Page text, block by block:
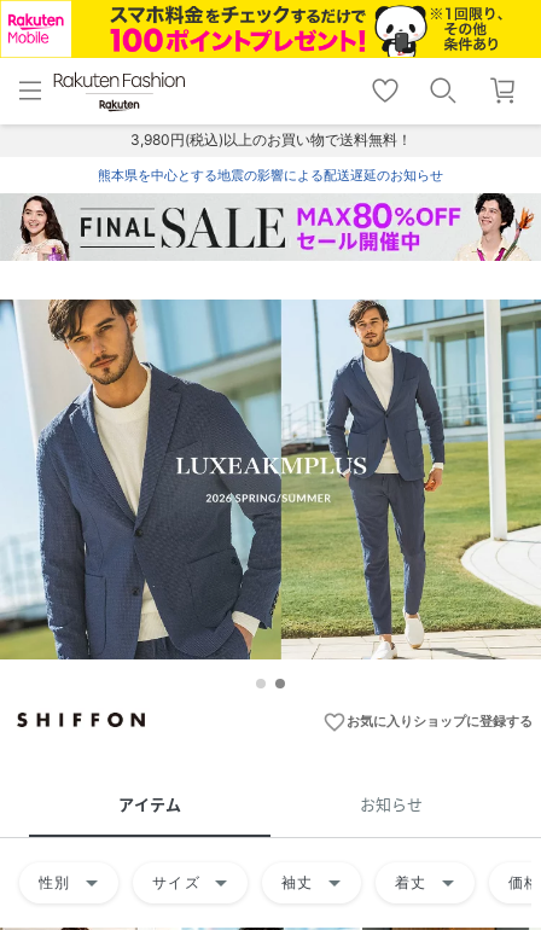
menu home
トップ
shopping_cart lock_outline
ログイン
3,980円(税込)以上のお買い物で送料無料！
熊本県を中心とする地震の影響による配送遅延のお知らせ
favorite_borderお気に入りショップに登録する
アイテム お知らせ
性別 arrow_drop_down サイズ arrow_drop_down 袖丈 arrow_drop_down 着丈 arrow_drop_down 価格